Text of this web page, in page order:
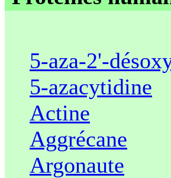
5-aza-2'-
5-azacytidine
Actine
Aggrécane
Argonaute